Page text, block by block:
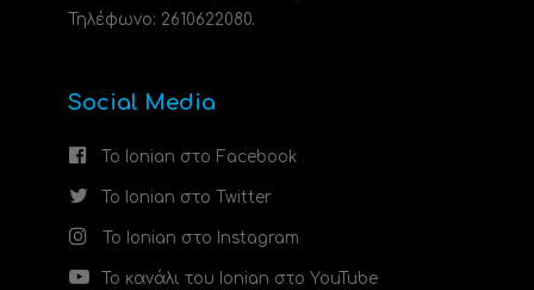
Τηλέφωνο: 2610622080.
Social Media
Το Ionian στο Facebook
Το Ionian στο Twitter
Το Ionian στο Instagram
Το κανάλι του Ionian στο YouTube